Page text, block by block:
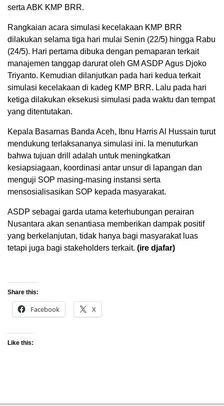
serta ABK KMP BRR.
Rangkaian acara simulasi kecelakaan KMP BRR
dilakukan selama tiga hari mulai Senin (22/5) hingga Rabu
(24/5). Hari pertama dibuka dengan pemaparan terkait
manajemen tanggap darurat oleh GM ASDP Agus Djoko
Triyanto. Kemudian dilanjutkan pada hari kedua terkait
simulasi kecelakaan di kadeg KMP BRR. Lalu pada hari
ketiga dilakukan eksekusi simulasi pada waktu dan tempat
yang ditentutakan.
Kepala Basarnas Banda Aceh, Ibnu Harris Al Hussain turut
mendukung terlaksananya simulasi ini. Ia menuturkan
bahwa tujuan drill adalah untuk meningkatkan
kesiapsiagaan, koordinasi antar unsur di lapangan dan
menguji SOP masing-masing instansi serta
mensosialisasikan SOP kepada masyarakat.
ASDP sebagai garda utama keterhubungan perairan
Nusantara akan senantiasa memberikan dampak positif
yang berkelanjutan, tidak hanya bagi masyarakat luas
tetapi juga bagi stakeholders terkait. (ire djafar)
Share this:
Facebook X
Like this: